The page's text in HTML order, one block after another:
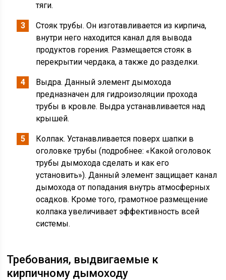
тяги.
Стояк трубы. Он изготавливается из кирпича,
внутри него находится канал для вывода
продуктов горения. Размещается стояк в
перекрытии чердака, а также до разделки.
Выдра. Данный элемент дымохода
предназначен для гидроизоляции прохода
трубы в кровле. Выдра устанавливается над
крышей.
Колпак. Устанавливается поверх шапки в
оголовке трубы (подробнее: «Какой оголовок
трубы дымохода сделать и как его
установить»). Данный элемент защищает канал
дымохода от попадания внутрь атмосферных
осадков. Кроме того, грамотное размещение
колпака увеличивает эффективность всей
системы.
Требования, выдвигаемые к
кирпичному дымоходу